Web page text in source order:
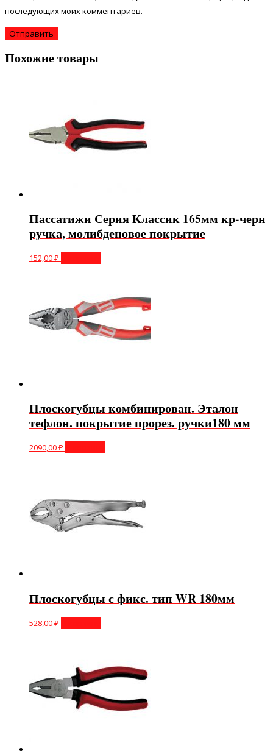
последующих моих комментариев.
Похожие товары
Пассатижи Серия Классик 165мм кр-черн
ручка, молибденовое покрытие
152,00₽
Плоскогубцы комбинирован. Эталон
тефлон. покрытие прорез. ручки180 мм
2090,00₽
Плоскогубцы с фикс. тип WR 180мм
528,00₽